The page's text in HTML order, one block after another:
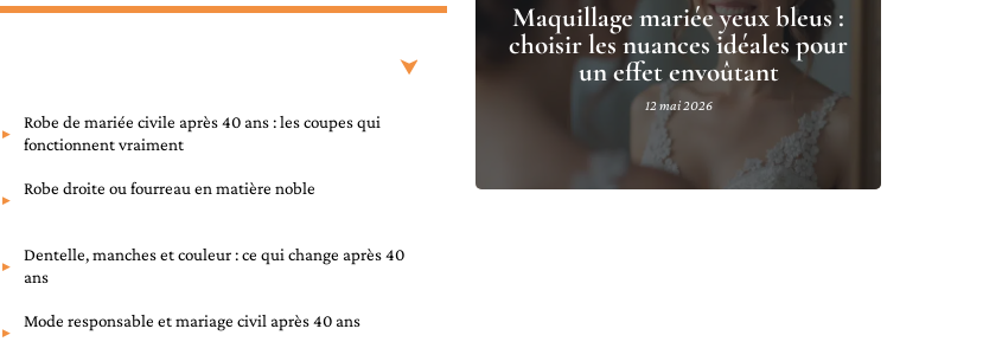
Robe de mariée civile après 40 ans : les coupes qui
fonctionnent vraiment
Robe droite ou fourreau en matière noble
Dentelle, manches et couleur : ce qui change après 40
ans
Mode responsable et mariage civil après 40 ans
Maquillage mariée yeux bleus :
choisir les nuances idéales pour
un effet envoûtant
12 mai 2026